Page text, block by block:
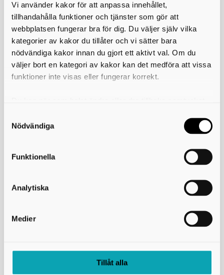
Vi använder kakor för att anpassa innehållet,
tillhandahålla funktioner och tjänster som gör att
webbplatsen fungerar bra för dig. Du väljer själv vilka
kategorier av kakor du tillåter och vi sätter bara
nödvändiga kakor innan du gjort ett aktivt val. Om du
väljer bort en kategori av kakor kan det medföra att vissa
funktioner inte visas eller fungerar korrekt.
användning av kakor som du hittar längst ner på sidan
Nödvändiga
Funktionella
Analytiska
Medier
Tillåt alla
Protokoll 2017-11-27
Protokoll 2017-09-18
Protokoll 2017-05-22
Protokoll 2017-03-27
Protokoll 2016-05-23
Protokoll 2015
Protokoll 2015-09-21
Protokoll 2015-05-18